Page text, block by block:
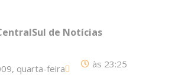
de Notícias
quarta-feira às 23:25